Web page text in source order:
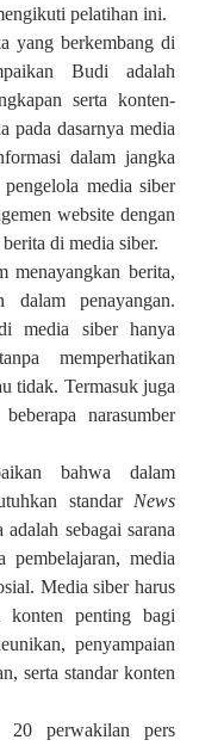
pelatihan ini.
yang berkembang di
Budi adalah
serta konten-
pada dasarnya media
dalam jangka
media siber
website dengan
di media siber.
menayangkan berita,
dalam penayangan.
media siber hanya
memperhatikan
tidak. Termasuk juga
narasumber
bahwa dalam
standar News
sebagai sarana
pembelajaran, media
Media siber harus
penting bagi
penyampaian
serta standar konten
perwakilan pers